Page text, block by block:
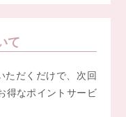
て
ただくだけで、次回
得なポイントサービ